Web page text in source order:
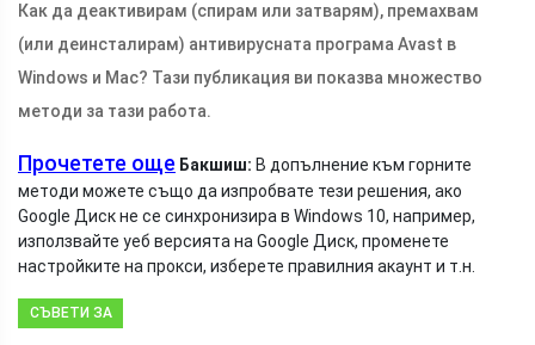
Как да деактивирам (спирам или затварям), премахвам
(или деинсталирам) антивирусната програма Avast в
Windows и Mac? Тази публикация ви показва множество
методи за тази работа.
Прочетете още Бакшиш: В допълнение към горните
методи можете също да изпробвате тези решения, ако
Google Диск не се синхронизира в Windows 10, например,
използвайте уеб версията на Google Диск, променете
настройките на прокси, изберете правилния акаунт и т.н.
СЪВЕТИ ЗА